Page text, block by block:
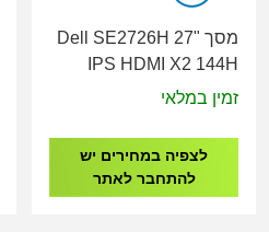
מסך Dell SE2726H 27"
IPS HDMI X2 144H
Monitor
זמין במלאי
לצפיה במחירים יש
להתחבר לאתר